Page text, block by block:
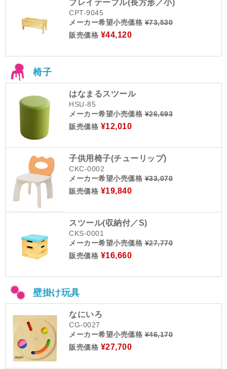
プレイテーブル(長方形／小)
CPT-9045
メーカー希望小売価格¥73,530
販売価格 ¥44,120
椅子
はなまるスツール
HSU-85
メーカー希望小売価格¥26,693
販売価格 ¥12,010
子供用椅子(チューリップ)
CKC-0002
メーカー希望小売価格¥33,070
販売価格 ¥19,840
スツール(収納付／S)
CKS-0001
メーカー希望小売価格¥27,770
販売価格 ¥16,660
壁掛け玩具
なにいろ
CG-0027
メーカー希望小売価格¥46,170
販売価格 ¥27,700